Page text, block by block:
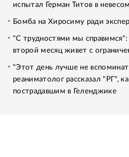
испытал Герман Титов в
Бомба на Хиросиму ради
"С трудностями мы справимся":
второй месяц живет с
"Этот день лучше не
реаниматолог рассказал "РГ",
пострадавшим в Геленджике